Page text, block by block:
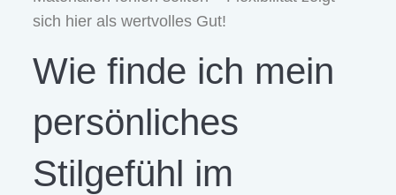
sich hier als wertvolles Gut!
Wie finde ich mein
persönliches
Stilgefühl im